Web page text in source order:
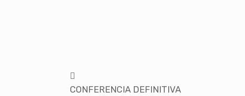
CONFERENCIA DEFINITIVA